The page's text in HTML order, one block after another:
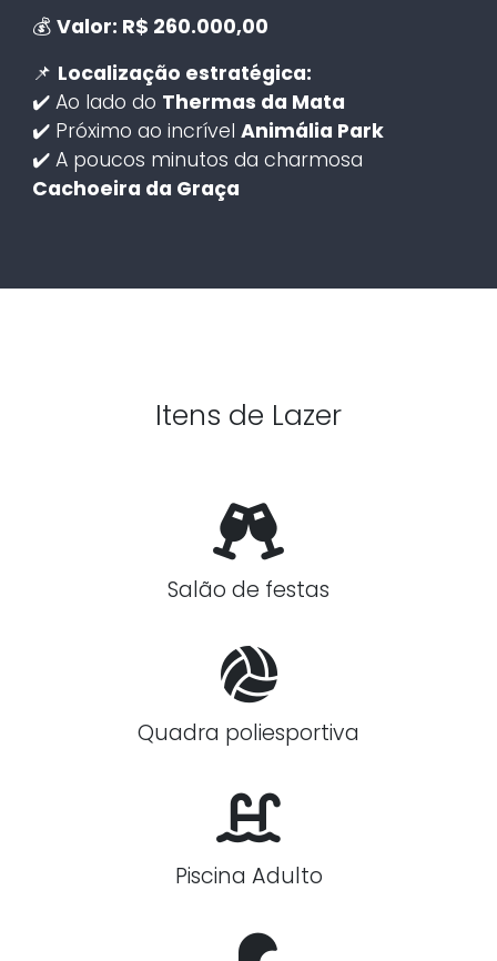
💰 Valor: R$ 260.000,00
📌 Localização estratégica:
✔️ Ao lado do Thermas da Mata
✔️ Próximo ao incrível Animália Park
✔️ A poucos minutos da charmosa
Cachoeira da Graça
Itens de Lazer
Salão de festas
Quadra poliesportiva
Piscina Adulto